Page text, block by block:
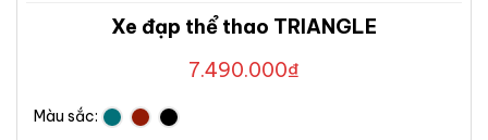
Xe đạp thể thao TRIANGLE
7.490.000₫
Màu sắc: